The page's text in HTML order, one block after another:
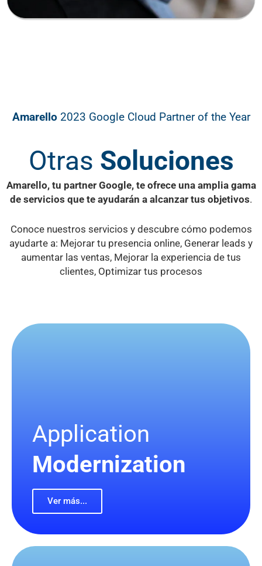
Amarello 2023 Google Cloud Partner of the Year
Otras Soluciones
Amarello, tu partner Google, te ofrece una amplia gama
de servicios que te ayudarán a alcanzar tus objetivos.
Conoce nuestros servicios y descubre cómo podemos
ayudarte a: Mejorar tu presencia online, Generar leads y
aumentar las ventas, Mejorar la experiencia de tus
clientes, Optimizar tus procesos
Application
Modernization
Ver más...